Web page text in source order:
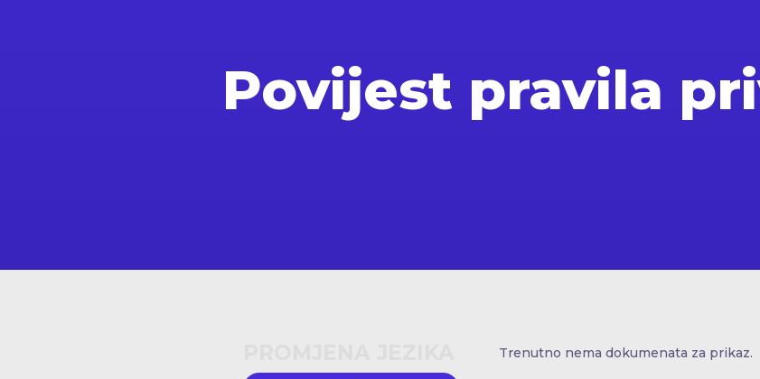
Povijest pravila
Trenutno nema dokumenata za prikaz.